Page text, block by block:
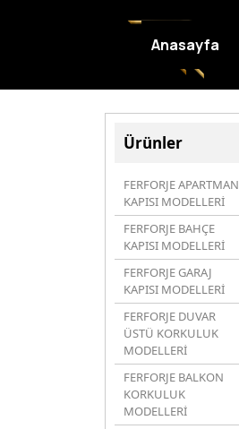
Ürünler
FERFORJE APARTMAN
KAPISI MODELLERİ
FERFORJE BAHÇE
KAPISI MODELLERİ
FERFORJE GARAJ
KAPISI MODELLERİ
FERFORJE DUVAR
ÜSTÜ KORKULUK
MODELLERİ
FERFORJE BALKON
KORKULUK
MODELLERİ
Anasayfa